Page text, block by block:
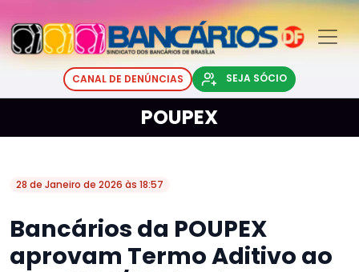
CANAL DE DENÚNCIAS SEJA SÓCIO
POUPEX
28 de Janeiro de 2026 às 18:57
Bancários da POUPEX
aprovam Termo Aditivo ao